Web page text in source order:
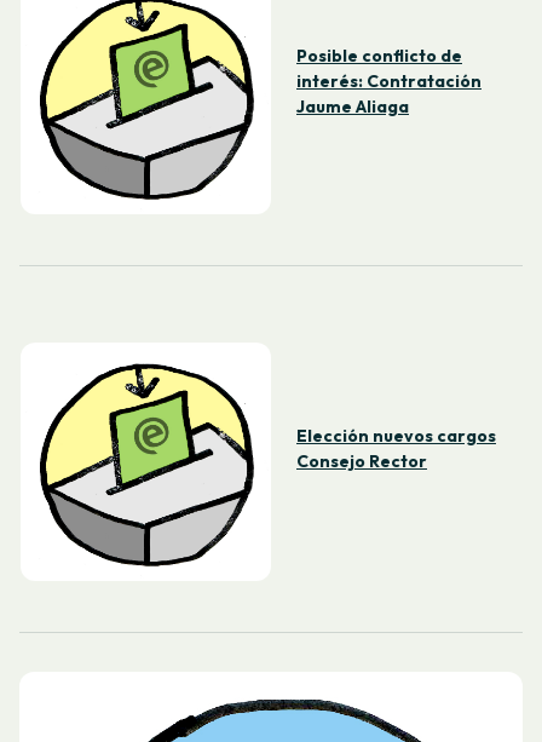
Posible conflicto de
interés: Contratación
Jaume Aliaga
Elección nuevos cargos
Consejo Rector